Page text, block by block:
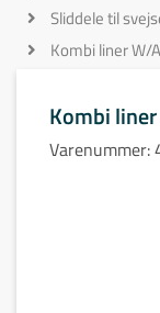
Sliddele til
Kombi liner W/
Kombi
Varenummer: